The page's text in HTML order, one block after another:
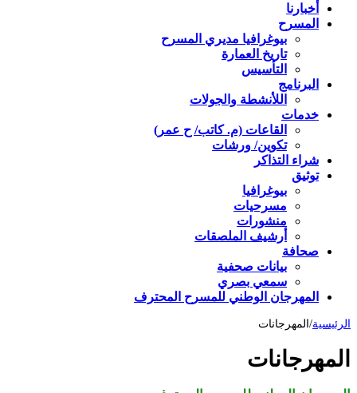
أخبارنا
المسرح
بيوغرافيا مديري المسرح
تاريخ العمارة
التأسيس
البرنامج
اللأنشطة والجولات
خدمات
القاعات (م. كاتب/ ح عمر)
تكوين/ ورشات
شراء التذاكر
توثيق
بيوغرافيا
مسرحيات
منشورات
أرشيف الملصقات
صحافة
بيانات صحفية
سمعي بصري
المهرجان الوطني للمسرح المحترف
الرئيسية/ المهرجانات
المهرجانات